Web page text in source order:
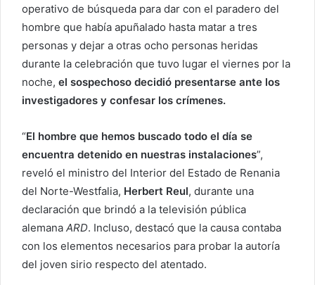
operativo de búsqueda para dar con el paradero del
hombre que había apuñalado hasta matar a tres
personas y dejar a otras ocho personas heridas
durante la celebración que tuvo lugar el viernes por la
noche, el sospechoso decidió presentarse ante los
investigadores y confesar los crímenes.
“El hombre que hemos buscado todo el día se
encuentra detenido en nuestras instalaciones”,
reveló el ministro del Interior del Estado de Renania
del Norte-Westfalia, Herbert Reul, durante una
declaración que brindó a la televisión pública
alemana ARD. Incluso, destacó que la causa contaba
con los elementos necesarios para probar la autoría
del joven sirio respecto del atentado.